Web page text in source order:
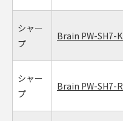
シャー
プ
Brain PW-SH7-K
シャー
プ
Brain PW-SH7-R